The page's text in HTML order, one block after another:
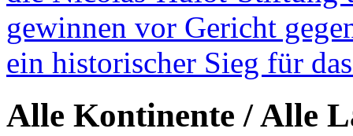
gewinnen vor Gericht
ein historischer Sieg für
Alle Kontinente / Alle